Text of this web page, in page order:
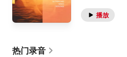
播放
热门录音